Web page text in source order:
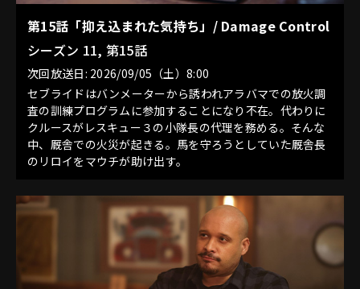
第15話「抑え込まれた気持ち」/ Damage Control
シーズン 11, 第15話
次回放送日: 2026/09/05（土）8:00
セブライドはバンメーターから誘われアラバマでの放火調
査の訓練プログラムに参加することになり不在。代わりに
クルースがレスキュー３の小隊長の代理を務める。そんな
中、厩舎での火災が起きる。馬を守ろうとしていた厩舎長
のリロイをマウチが助け出す。